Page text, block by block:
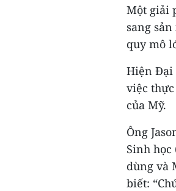
Một giải
sang
quy mô
Hiện Đại
việc
của Mỹ.
Ông
Sinh học
dùng và
biết: